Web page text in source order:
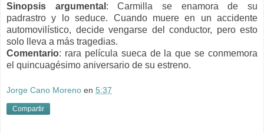
Sinopsis argumental : Carmilla se enamora de su
padrastro y lo seduce. Cuando muere en un accidente
automovilístico, decide vengarse del conductor, pero esto
solo lleva a más tragedias.
Comentario: rara película sueca de la que se conmemora
el quincuagésimo aniversario de su estreno.
Jorge Cano Moreno en 5:37
Compartir